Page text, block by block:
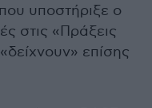
υποστήριξε ο
στις «Πράξεις
επίσης